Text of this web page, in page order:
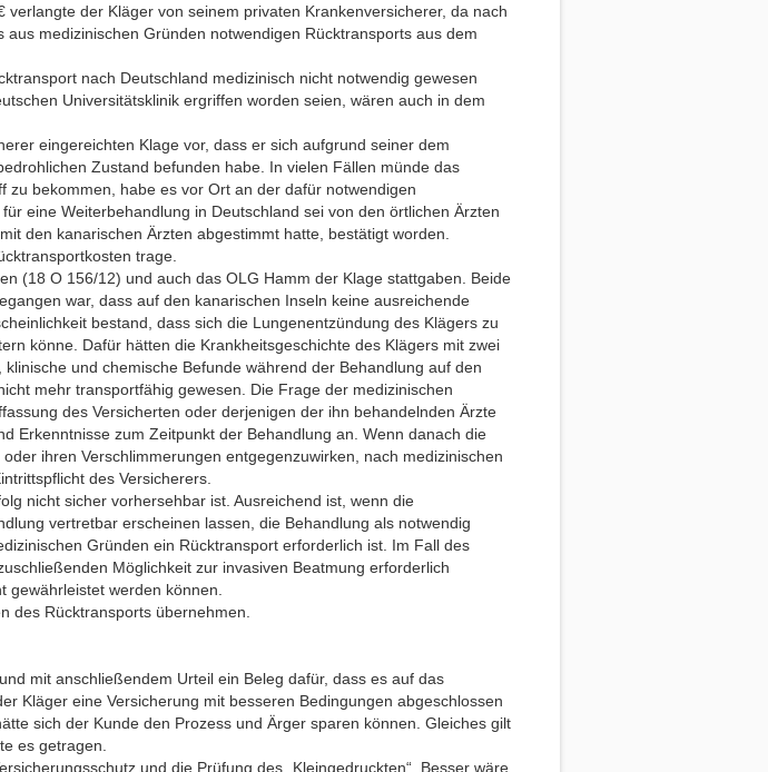
der Kläger von seinem privaten Krankenversicherer, da nach
medizinischen Gründen notwendigen Rücktransports aus dem
nach Deutschland medizinisch nicht notwendig gewesen
Universitätsklinik ergriffen worden seien, wären auch in dem
eingereichten Klage vor, dass er sich aufgrund seiner dem
Zustand befunden habe. In vielen Fällen münde das
bekommen, habe es vor Ort an der dafür notwendigen
eine Weiterbehandlung in Deutschland sei von den örtlichen Ärzten
den kanarischen Ärzten abgestimmt hatte, bestätigt worden.
trage.
(18 O 156/12) und auch das OLG Hamm der Klage stattgaben. Beide
war, dass auf den kanarischen Inseln keine ausreichende
bestand, dass sich die Lungenentzündung des Klägers zu
könne. Dafür hätten die Krankheitsgeschichte des Klägers mit zwei
und chemische Befunde während der Behandlung auf den
mehr transportfähig gewesen. Die Frage der medizinischen
des Versicherten oder derjenigen der ihn behandelnden Ärzte
Erkenntnisse zum Zeitpunkt der Behandlung an. Wenn danach die
ihren Verschlimmerungen entgegenzuwirken, nach medizinischen
des Versicherers.
nicht sicher vorhersehbar ist. Ausreichend ist, wenn die
vertretbar erscheinen lassen, die Behandlung als notwendig
Gründen ein Rücktransport erforderlich ist. Im Fall des
Möglichkeit zur invasiven Beatmung erforderlich
werden können.
des Rücktransports übernehmen.
mit anschließendem Urteil ein Beleg dafür, dass es auf das
Kläger eine Versicherung mit besseren Bedingungen abgeschlossen
sich der Kunde den Prozess und Ärger sparen können. Gleiches gilt
es getragen.
und die Prüfung des „Kleingedruckten“. Besser wäre